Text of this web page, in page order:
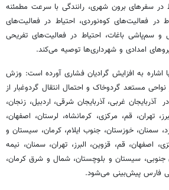
در سفرهای برون شهری، رانندگی با سرعت مطمئنه
در فعالیت‌های کوه‌نوردی، احتیاط در فعالیت‌های
و سم‌پاشی باغات، احتیاط در فعالیت‌های تفریحی
امدادی و شهرداری‌ها توصیه می‌کند.
اشاره به افزایش گرادیان فشاری آورده است: وزش
مستعد گردوخاک و احتمال انتقال گردوغبار از
غربی، آذربایجان شرقی، اردبیل، زنجان،
تهران، قم، مرکزی، کرمانشاه، لرستان، اصفهان،
سمنان، خوزستان، جنوب ایلام، کرمان، سیستان و
اصفهان، قم، قزوین، البرز، تهران، سمنان، نیمه
سیستان و بلوچستان، شمال و شرق کرمان،
فارس پیش‌بینی می‌شود.